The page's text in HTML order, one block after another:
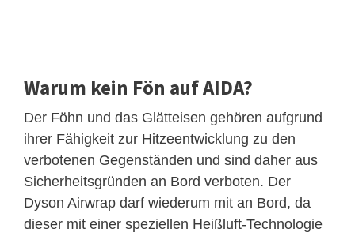
Warum kein Fön auf AIDA?
Der Föhn und das Glätteisen gehören aufgrund
ihrer Fähigkeit zur Hitzeentwicklung zu den
verbotenen Gegenständen und sind daher aus
Sicherheitsgründen an Bord verboten. Der
Dyson Airwrap darf wiederum mit an Bord, da
dieser mit einer speziellen Heißluft-Technologie